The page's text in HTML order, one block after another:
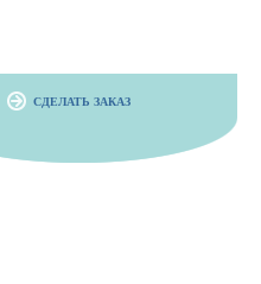
СДЕЛАТЬ ЗАКАЗ